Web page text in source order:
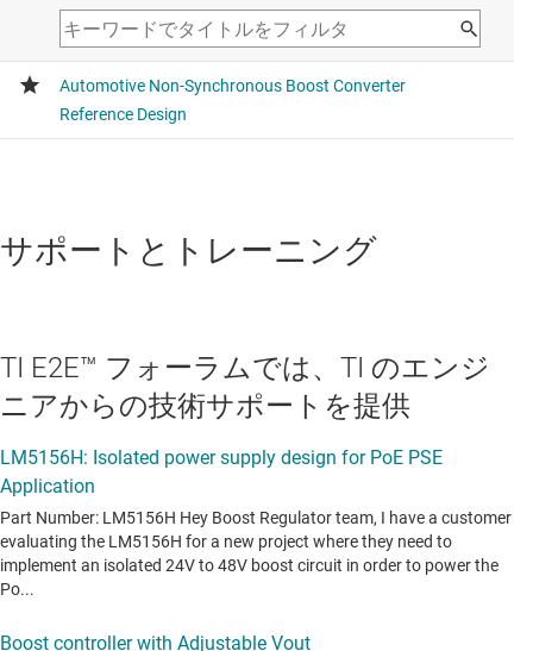
サポートとトレーニング
TI E2E™ フォーラムでは、TI のエンジ
ニアからの技術サポートを提供